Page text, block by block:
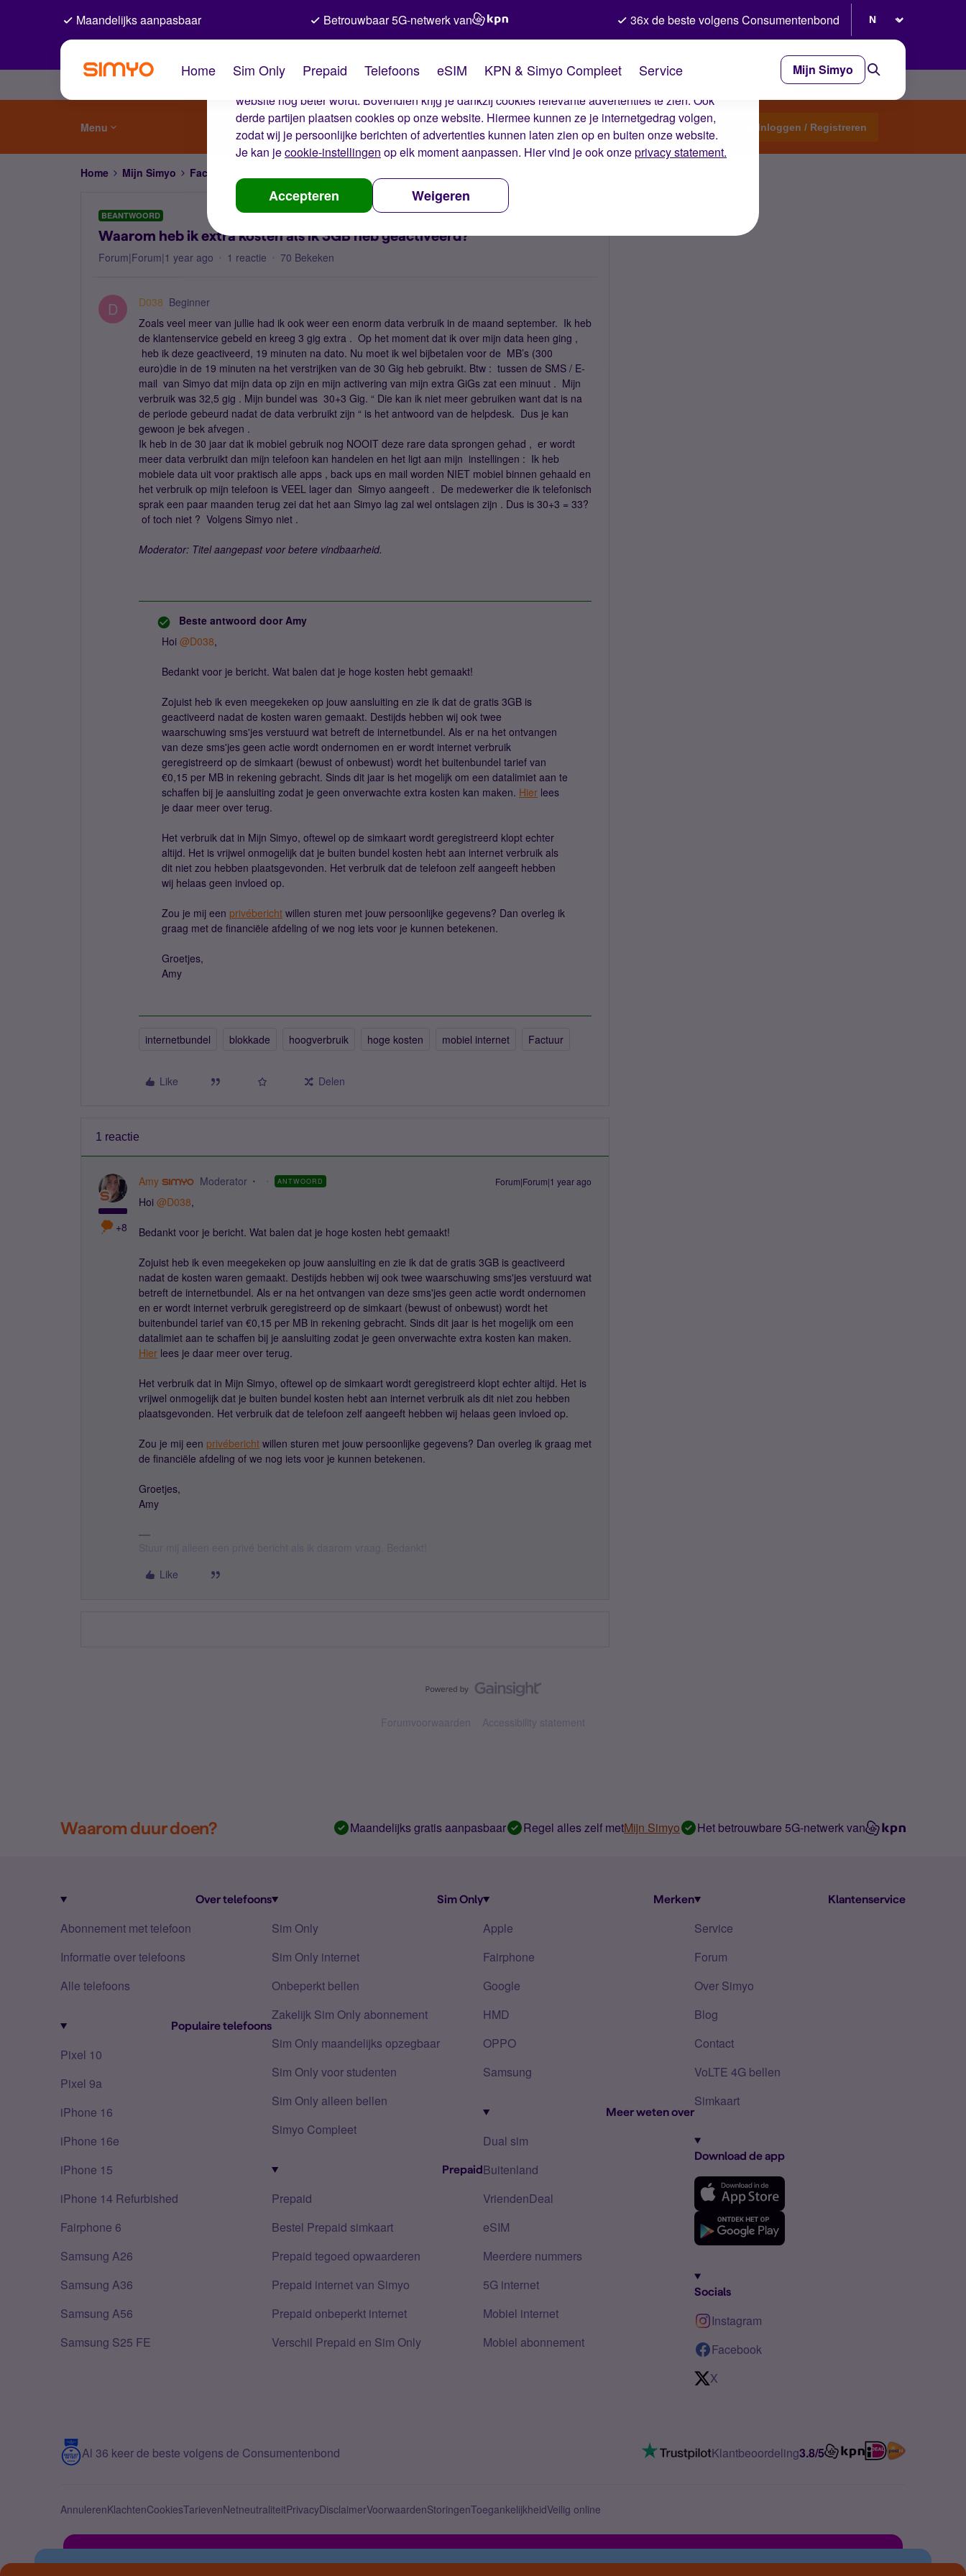
De cookies van Simyo
Wij gebruiken cookies op onze website. Met deze cookies zorgen wij ervoor dat je ervaring op de
website nog beter wordt. Bovendien krijg je dankzij cookies relevante advertenties te zien. Ook
derde partijen plaatsen cookies op onze website. Hiermee kunnen ze je internetgedrag volgen,
zodat wij je persoonlijke berichten of advertenties kunnen laten zien op en buiten onze website.
Je kan jecookie-instellingen op elk moment aanpassen. Hier vind je ook onzeprivacy statement.
Accepteren Weigeren
Maandelijks aanpasbaar Betrouwbaar 5G-netwerk van 36x de beste volgens Consumentenbond
Home Sim Only Prepaid Telefoons eSIM KPN & Simyo Compleet Service Mijn Simyo
Menu Start een topic Inloggen / Registreren
Home Mijn Simyo Factuur en betalen
BEANTWOORD
Waarom heb ik extra kosten als ik 3GB heb geactiveerd?
Forum|Forum|1 year ago 1 reactie 70 Bekeken
D D038 Beginner
Zoals veel meer van jullie had ik ook weer een enorm data verbruik in de maand september. Ik heb
de klantenservice gebeld en kreeg 3 gig extra . Op het moment dat ik over mijn data heen ging ,
heb ik deze geactiveerd, 19 minuten na dato. Nu moet ik wel bijbetalen voor de MB’s (300
euro)die in de 19 minuten na het verstrijken van de 30 Gig heb gebruikt. Btw : tussen de SMS / E-
mail van Simyo dat mijn data op zijn en mijn activering van mijn extra GiGs zat een minuut . Mijn
verbruik was 32,5 gig . Mijn bundel was 30+3 Gig. “ Die kan ik niet meer gebruiken want dat is na
de periode gebeurd nadat de data verbruikt zijn “ is het antwoord van de helpdesk. Dus je kan
gewoon je bek afvegen .
Ik heb in de 30 jaar dat ik mobiel gebruik nog NOOIT deze rare data sprongen gehad , er wordt
meer data verbruikt dan mijn telefoon kan handelen en het ligt aan mijn instellingen : Ik heb
mobiele data uit voor praktisch alle apps , back ups en mail worden NIET mobiel binnen gehaald en
het verbruik op mijn telefoon is VEEL lager dan Simyo aangeeft . De medewerker die ik telefonisch
sprak een paar maanden terug zei dat het aan Simyo lag zal wel ontslagen zijn . Dus is 30+3 = 33?
of toch niet ? Volgens Simyo niet .
Moderator: Titel aangepast voor betere vindbaarheid.
Beste antwoord door Amy
Hoi ​ @D038,
Bedankt voor je bericht. Wat balen dat je hoge kosten hebt gemaakt!
Zojuist heb ik even meegekeken op jouw aansluiting en zie ik dat de gratis 3GB is
geactiveerd nadat de kosten waren gemaakt. Destijds hebben wij ook twee
waarschuwing sms'jes verstuurd wat betreft de internetbundel. Als er na het ontvangen
van deze sms'jes geen actie wordt ondernomen en er wordt internet verbruik
geregistreerd op de simkaart (bewust of onbewust) wordt het buitenbundel tarief van
€0,15 per MB in rekening gebracht. Sinds dit jaar is het mogelijk om een datalimiet aan te
schaffen bij je aansluiting zodat je geen onverwachte extra kosten kan maken. Hier lees
je daar meer over terug.
Het verbruik dat in Mijn Simyo, oftewel op de simkaart wordt geregistreerd klopt echter
altijd. Het is vrijwel onmogelijk dat je buiten bundel kosten hebt aan internet verbruik als
dit niet zou hebben plaatsgevonden. Het verbruik dat de telefoon zelf aangeeft hebben
wij helaas geen invloed op.
Zou je mij een privébericht willen sturen met jouw persoonlijke gegevens? Dan overleg ik
graag met de financiële afdeling of we nog iets voor je kunnen betekenen.
Groetjes,
Amy
internetbundel blokkade hoogverbruik hoge kosten mobiel internet Factuur
Like Delen
1 reactie
+8
Amy Moderator ANTWOORD Forum|Forum|1 year ago
Hoi ​ @D038,
Bedankt voor je bericht. Wat balen dat je hoge kosten hebt gemaakt!
Zojuist heb ik even meegekeken op jouw aansluiting en zie ik dat de gratis 3GB is geactiveerd
nadat de kosten waren gemaakt. Destijds hebben wij ook twee waarschuwing sms'jes verstuurd wat
betreft de internetbundel. Als er na het ontvangen van deze sms'jes geen actie wordt ondernomen
en er wordt internet verbruik geregistreerd op de simkaart (bewust of onbewust) wordt het
buitenbundel tarief van €0,15 per MB in rekening gebracht. Sinds dit jaar is het mogelijk om een
datalimiet aan te schaffen bij je aansluiting zodat je geen onverwachte extra kosten kan maken.
Hier lees je daar meer over terug.
Het verbruik dat in Mijn Simyo, oftewel op de simkaart wordt geregistreerd klopt echter altijd. Het is
vrijwel onmogelijk dat je buiten bundel kosten hebt aan internet verbruik als dit niet zou hebben
plaatsgevonden. Het verbruik dat de telefoon zelf aangeeft hebben wij helaas geen invloed op.
Zou je mij een privébericht willen sturen met jouw persoonlijke gegevens? Dan overleg ik graag met
de financiële afdeling of we nog iets voor je kunnen betekenen.
Groetjes,
Amy
Like
Forumvoorwaarden Accessibility statement
Waarom duur doen? Maandelijks gratis aanpasbaar Regel alles zelf metMijn Simyo Het betrouwbare 5G-netwerk van
Over telefoons
Abonnement met telefoon
Informatie over telefoons
Alle telefoons
Populaire telefoons
Pixel 10
Pixel 9a
iPhone 16
iPhone 16e
iPhone 15
iPhone 14 Refurbished
Fairphone 6
Samsung A26
Samsung A36
Samsung A56
Samsung S25 FE
Sim Only
Sim Only
Sim Only internet
Onbeperkt bellen
Zakelijk Sim Only abonnement
Sim Only maandelijks opzegbaar
Sim Only voor studenten
Sim Only alleen bellen
Simyo Compleet
Prepaid
Prepaid
Bestel Prepaid simkaart
Prepaid tegoed opwaarderen
Prepaid internet van Simyo
Prepaid onbeperkt internet
Verschil Prepaid en Sim Only
Merken
Apple
Fairphone
Google
HMD
OPPO
Samsung
Meer weten over
Dual sim
Buitenland
VriendenDeal
eSIM
Meerdere nummers
5G internet
Mobiel internet
Mobiel abonnement
Klantenservice
Service
Forum
Over Simyo
Blog
Contact
VoLTE 4G bellen
Simkaart
Download de app
Socials
Instagram
Facebook
X
Al 36 keer de beste volgens de Consumentenbond Klantbeoordeling3.8/5
AnnulerenKlachtenCookiesTarievenNetneutraliteitPrivacyDisclaimerVoorwaardenStoringenToegankelijkheidVeilig online